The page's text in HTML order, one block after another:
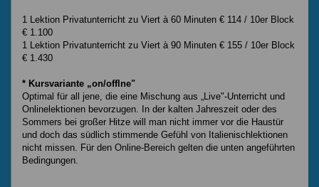
1 Lektion Privatunterricht zu Viert à 60 Minuten € 114 / 10er Block
€ 1.100
1 Lektion Privatunterricht zu Viert à 90 Minuten € 155 / 10er Block
€ 1.430
* Kursvariante „on/offlne"
Optimal für all jene, die eine Mischung aus „Live"-Unterricht und
Onlinelektionen bevorzugen. In der kalten Jahreszeit oder des
Sommers bei großer Hitze will man nicht immer vor die Haustür
und doch das südlich stimmende Gefühl von Italienischlektionen
nicht missen. Für den Online-Bereich gelten die unten angeführten
Bedingungen.